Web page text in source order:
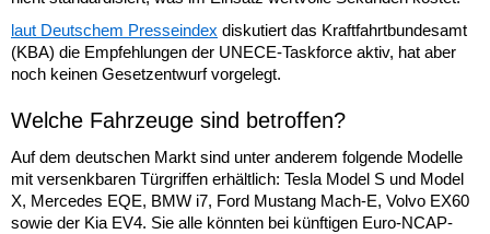
laut Deutschem Presseindex diskutiert das Kraftfahrtbundesamt
(KBA) die Empfehlungen der UNECE-Taskforce aktiv, hat aber
noch keinen Gesetzentwurf vorgelegt.
Welche Fahrzeuge sind betroffen?
Auf dem deutschen Markt sind unter anderem folgende Modelle
mit versenkbaren Türgriffen erhältlich: Tesla Model S und Model
X, Mercedes EQE, BMW i7, Ford Mustang Mach-E, Volvo EX60
sowie der Kia EV4. Sie alle könnten bei künftigen Euro-NCAP-